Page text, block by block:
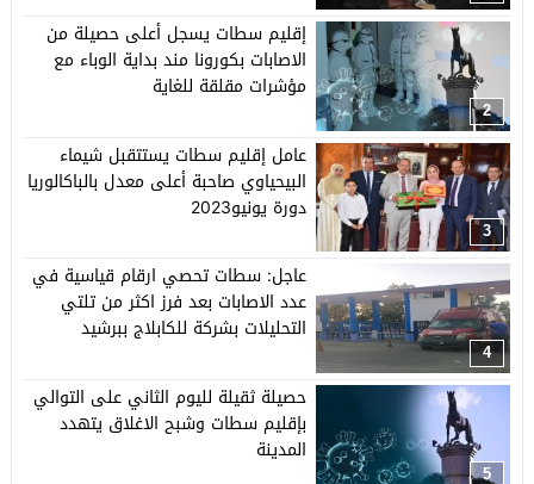
2
إقليم سطات يسجل أعلى حصيلة من
الاصابات بكورونا مند بداية الوباء مع
مؤشرات مقلقة للغاية
3
عامل إقليم سطات يستتقبل شيماء
البيحياوي صاحبة أعلى معدل بالباكالوريا
دورة يونيو2023
4
عاجل: سطات تحصي ارقام قياسية في
عدد الاصابات بعد فرز اكثر من تلتي
التحليلات بشركة للكابلاج ببرشيد
5
حصيلة ثقيلة لليوم الثاني على التوالي
بإقليم سطات وشبح الاغلاق يتهدد
المدينة